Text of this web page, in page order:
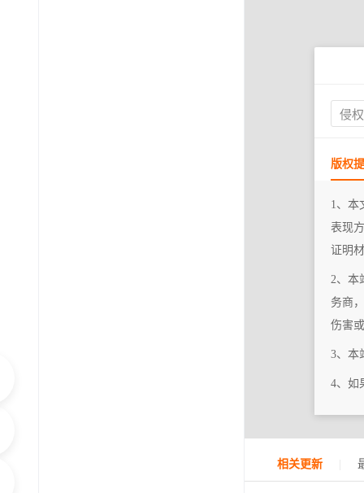
侵
版权
1、本
表现
证明
2、本
务商
伤害
3、本
4、如
相关更新